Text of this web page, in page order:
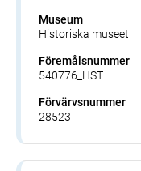
Museum
Historiska museet
Föremålsnummer
540776_HST
Förvärvsnummer
28523